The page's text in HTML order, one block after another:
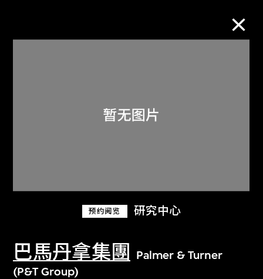
预约阅览 研究中心
巴馬丹拿集團
Palmer & Turner
(P&T Group)
关于M+藏品
探索世界顶级的二十及二十一世纪视觉
文化藏品。